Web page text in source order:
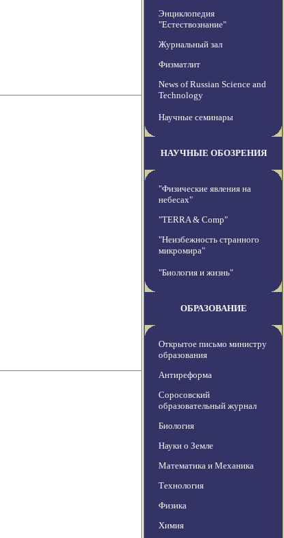
Энциклопедия
"Естествознание"
Журнальный зал
Физматлит
News of Russian Science and
Technology
Научные семинары
НАУЧНЫЕ ОБОЗРЕНИЯ
"Физические явления на
небесах"
"TERRA & Comp"
"Неизбежность странного
микромира"
"Биология и жизнь"
ОБРАЗОВАНИЕ
Открытое письмо министру
образования
Антиреформа
Соросовский
образовательный журнал
Биология
Науки о Земле
Математика и Механика
Технология
Физика
Химия